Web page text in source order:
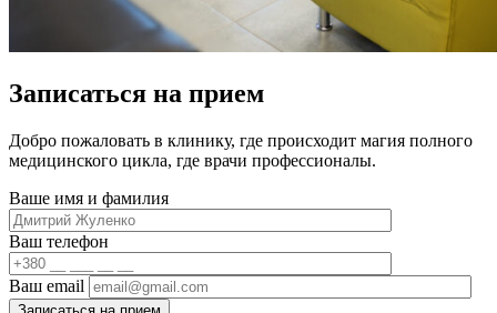
Записаться на прием
Добро пожаловать в клинику, где происходит магия полного
медицинского цикла, где врачи профессионалы.
Ваше имя и фамилия
Ваш телефон
Ваш email